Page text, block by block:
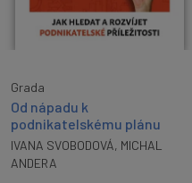
Grada
Od nápadu k
podnikatelskému plánu
IVANA SVOBODOVÁ, MICHAL
ANDERA